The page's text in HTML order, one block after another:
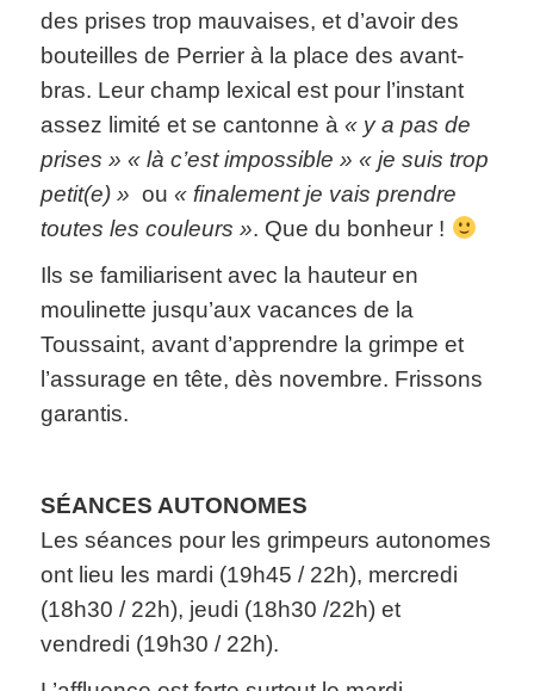
des prises trop mauvaises, et d’avoir des
bouteilles de Perrier à la place des avant-
bras. Leur champ lexical est pour l’instant
assez limité et se cantonne à« y a pas de
prises » « là c’est impossible » « je suis trop
petit(e) » ou« finalement je vais prendre
toutes les couleurs ». Que du bonheur !
Ils se familiarisent avec la hauteur en
moulinette jusqu’aux vacances de la
Toussaint, avant d’apprendre la grimpe et
l’assurage en tête, dès novembre. Frissons
garantis.
SÉANCES AUTONOMES
Les séances pour les grimpeurs autonomes
ont lieu les mardi (19h45 / 22h), mercredi
(18h30 / 22h), jeudi (18h30 /22h) et
vendredi (19h30 / 22h).